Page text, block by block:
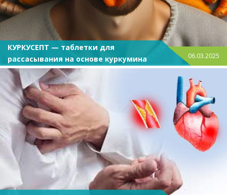
КУРКУСЕПТ — таблетки для
рассасывания на основе куркумина
06.03.2025